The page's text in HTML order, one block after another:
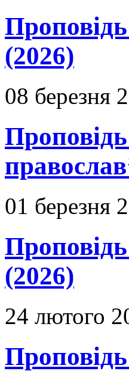
(2026)
08 березня
01 березня
Проповідь
(2026)
24 лютого